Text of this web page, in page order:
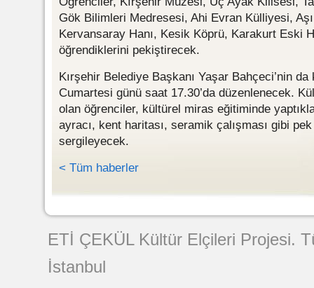
Gök Bilimleri Medresesi, Ahi Evran Külliyesi,
Kervansaray Hanı, Kesik Köprü, Karakurt Eski
öğrendiklerini pekiştirecek.
Kırşehir Belediye Başkanı Yaşar Bahçeci’nin
Cumartesi günü saat 17.30’da düzenlenecek.
olan öğrenciler, kültürel miras eğitiminde
ayracı, kent haritası, seramik çalışması gibi
sergileyecek.
< Tüm haberler
ETİ ÇEKÜL Kültür Elçileri Projesi.
İstanbul